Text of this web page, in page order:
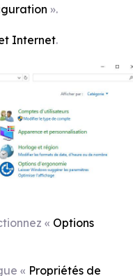
».
Internet.
« Options
« Propriétés de